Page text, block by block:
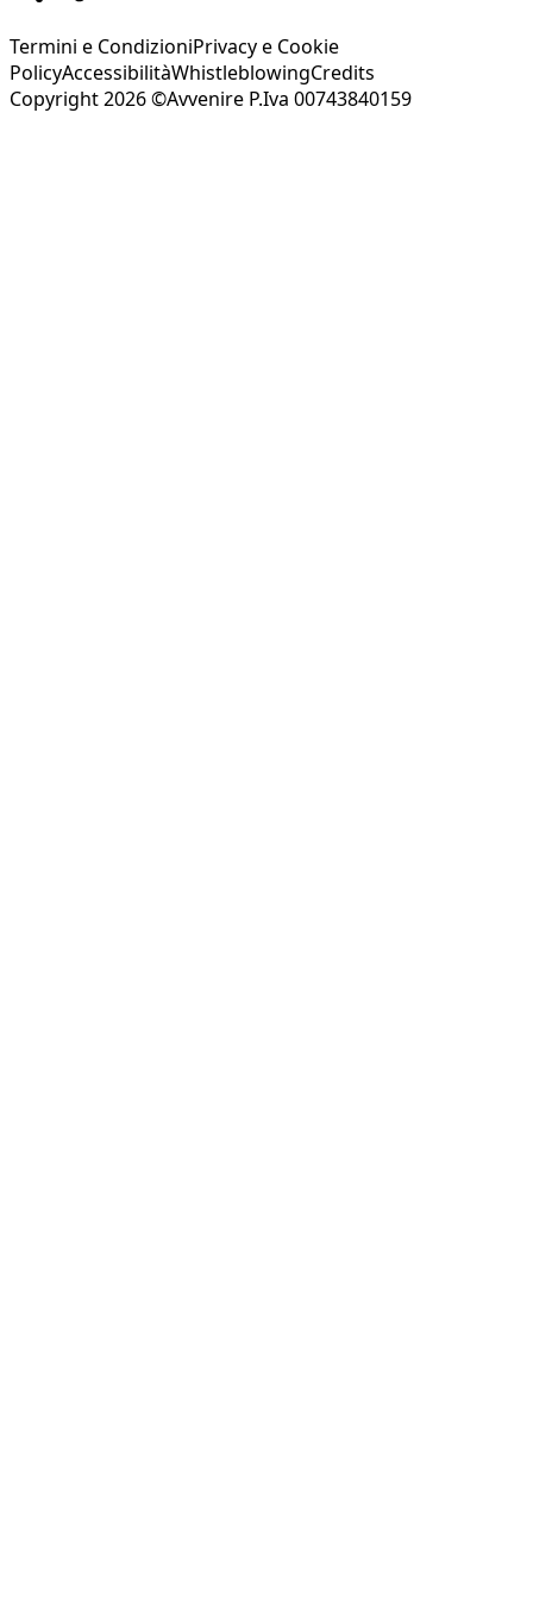
Termini e CondizioniPrivacy e Cookie
PolicyAccessibilitàWhistleblowingCredits
Copyright 2026 ©Avvenire P.Iva 00743840159